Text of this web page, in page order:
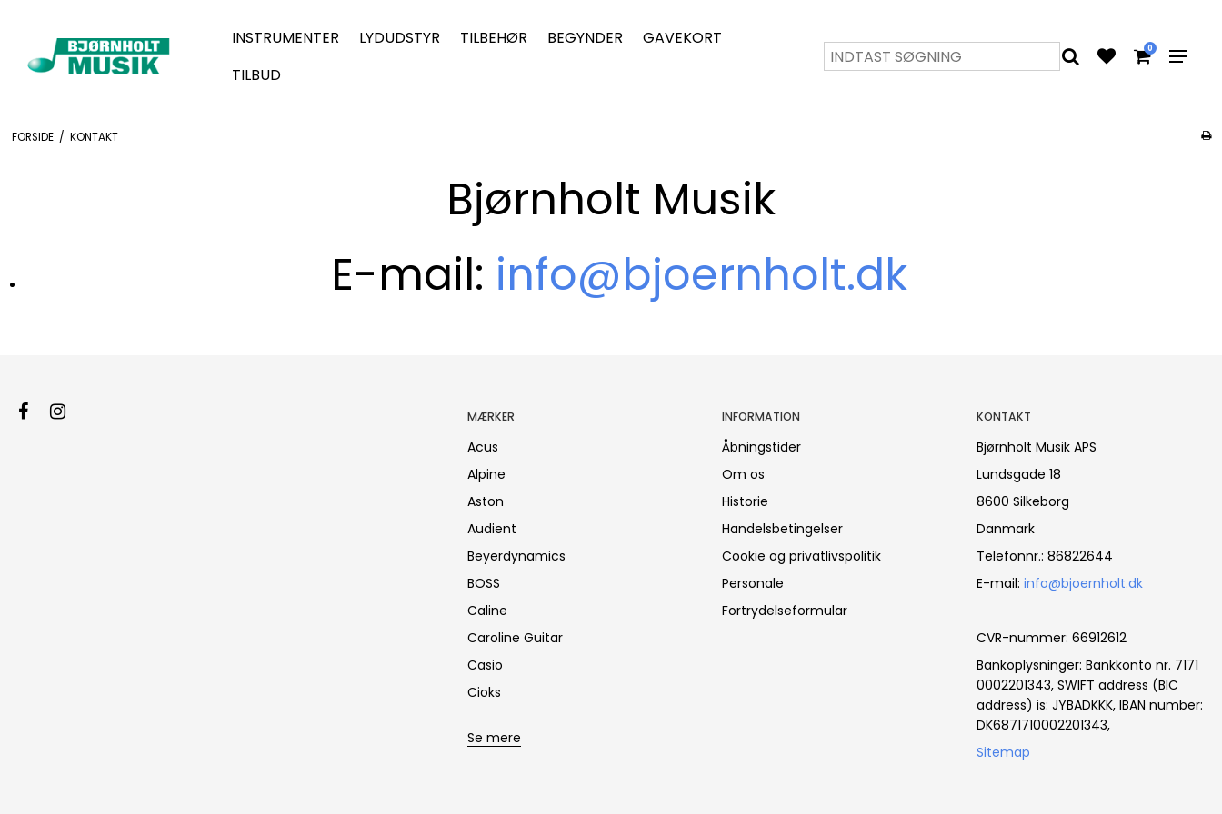
INSTRUMENTER LYDUDSTYR TILBEHØR BEGYNDER
GAVEKORT
TILBUD
0
FORSIDE / KONTAKT
Bjørnholt Musik
E-mail: info@bjoernholt.dk
MÆRKER
Acus
Alpine
Aston
Audient
Beyerdynamics
BOSS
Caline
Caroline Guitar
Casio
Cioks
Se mere
INFORMATION
Åbningstider
Om os
Historie
Handelsbetingelser
Cookie og privatlivspolitik
Personale
Fortrydelseformular
KONTAKT
Bjørnholt Musik APS
Lundsgade 18
8600 Silkeborg
Danmark
Telefonnr.: 86822644
E-mail: info@bjoernholt.dk
CVR-nummer: 66912612
Bankoplysninger: Bankkonto nr. 7171
0002201343, SWIFT address (BIC
address) is: JYBADKKK, IBAN number:
DK6871710002201343,
Sitemap